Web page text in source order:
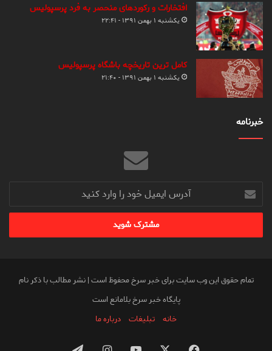
افتخارات و رکوردهای منحصر به فرد پرسپولیس
یکشنبه ۱ بهمن ۱۳۹۱ - ۲۲:۴۱
کامل ترین تاریخچه باشگاه پرسپولیس
یکشنبه ۱ بهمن ۱۳۹۱ - ۲۱:۴۰
خبرنامه
آدرس
ایمیل
خود
وارد
تمام حقوق این وب سایت برای خبر سرخ محفوظ است | نشر مطالب با ذکر نام
پایگاه خبر سرخ بلامانع است
خانه
تبلیغات درباره ما